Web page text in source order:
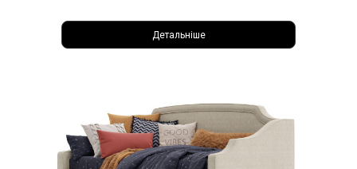
Детальніше